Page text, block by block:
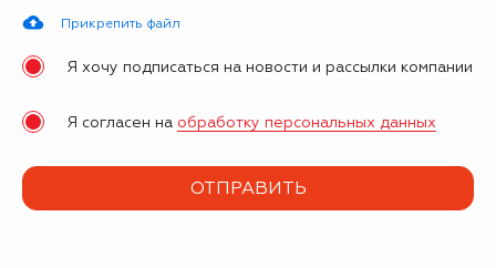
Прикрепить файл
Я хочу подписаться на новости и рассылки компании
Я согласен на обработку персональных данных